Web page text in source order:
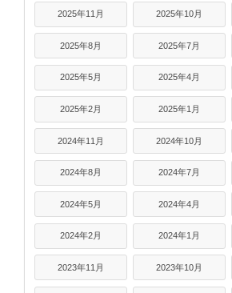
2025年11月 2025年10月
2025年8月 2025年7月
2025年5月 2025年4月
2025年2月 2025年1月
2024年11月 2024年10月
2024年8月 2024年7月
2024年5月 2024年4月
2024年2月 2024年1月
2023年11月 2023年10月